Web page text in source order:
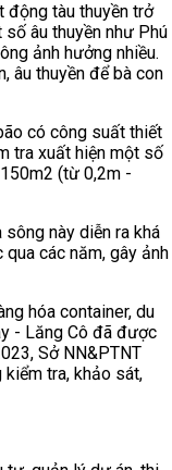
động tàu thuyền trở
âu thuyền như Phú
ảnh hưởng nhiều.
âu thuyền để bà con
có công suất thiết
tra xuất hiện một số
(từ 0,2m -
này diễn ra khá
các năm, gây ảnh
hóa container, du
- Lăng Cô đã được
Sở NN&PTNT
kiểm tra, khảo sát,